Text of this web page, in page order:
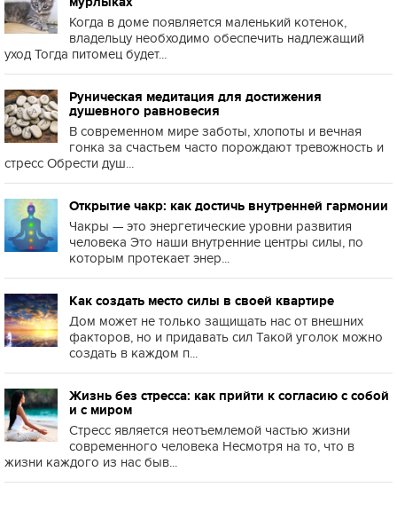
Когда в доме появляется маленький котенок,
владельцу необходимо обеспечить надлежащий
уход Тогда питомец будет...
Руническая медитация для достижения
душевного равновесия
В современном мире заботы, хлопоты и вечная
гонка за счастьем часто порождают тревожность и
стресс Обрести душ...
Открытие чакр: как достичь внутренней гармонии
Чакры — это энергетические уровни развития
человека Это наши внутренние центры силы, по
которым протекает энер...
Как создать место силы в своей квартире
Дом может не только защищать нас от внешних
факторов, но и придавать сил Такой уголок можно
создать в каждом п...
Жизнь без стресса: как прийти к согласию с собой
и с миром
Стресс является неотъемлемой частью жизни
современного человека Несмотря на то, что в
жизни каждого из нас быв...